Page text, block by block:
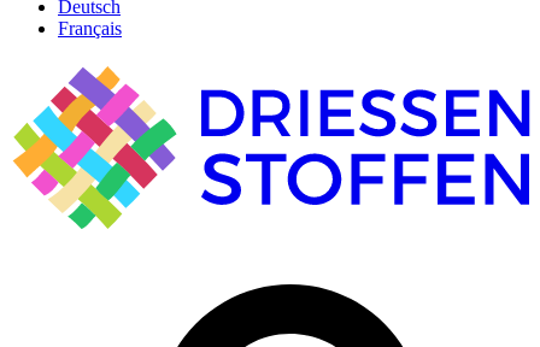
Deutsch
Français